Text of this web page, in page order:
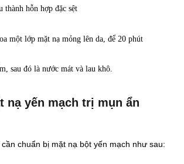
thành hỗn hợp đặc sệt
một lớp mặt nạ mỏng lên da, để 20 phút
sau đó là nước mát và lau khô.
nạ yến mạch trị mụn ẩn
chuẩn bị mặt nạ bột yến mạch như sau: